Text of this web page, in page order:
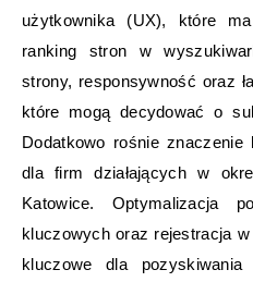
użytkownika (UX), które
ranking stron w
strony, responsywność oraz
które mogą decydować o
Dodatkowo rośnie
dla firm działających w
Katowice. Optymalizacja
kluczowych oraz rejestracja
kluczowe dla